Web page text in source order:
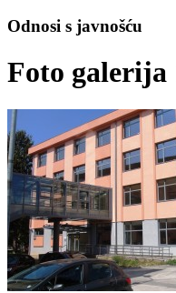
Odnosi s javnošću
Foto galerija